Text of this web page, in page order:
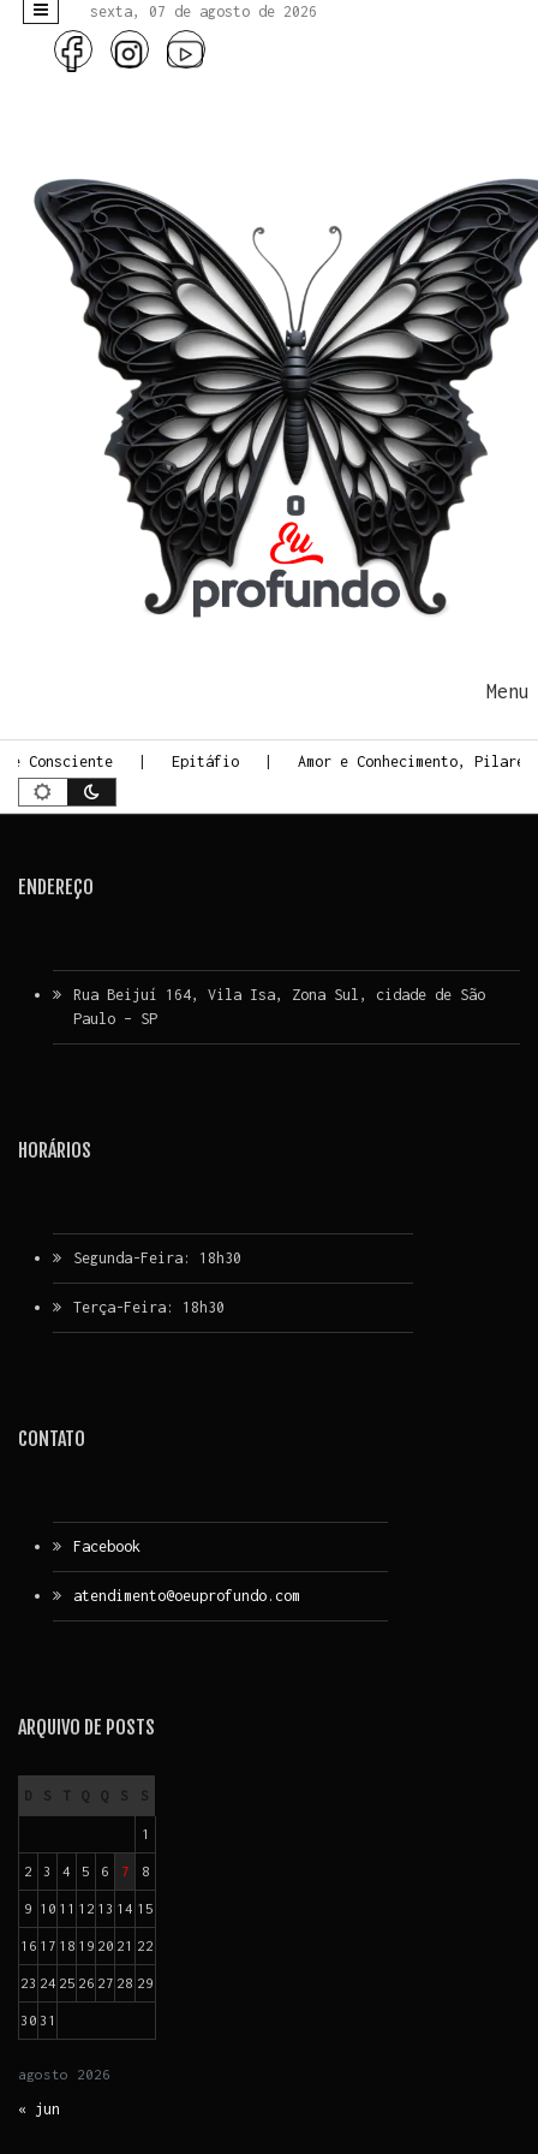
sexta, 07 de agosto de 2026
Consciente Epitáfio Amor e Conhecimento,
ENDEREÇO
Rua Beijuí 164, Vila Isa, Zona Sul, cidade de São
Paulo – SP
HORÁRIOS
Segunda-Feira: 18h30
Terça-Feira: 18h30
CONTATO
Facebook
atendimento@oeuprofundo.com
ARQUIVO DE POSTS
agosto 2026
D S T Q Q S S
1
2 3 4 5 6 7 8
9 10 11 12 13 14 15
16 17 18 19 20 21 22
23 24 25 26 27 28 29
30 31
« jun